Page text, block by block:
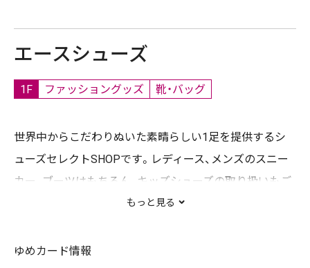
エースシューズ
1F ファッショングッズ 靴・バッグ
世界中からこだわりぬいた素晴らしい1足を提供するシ
ューズセレクトSHOPです。レディース、メンズのスニー
カー、ブーツはもちろん、キッズシューズの取り扱いもご
ざいます！！お客様に光り輝くファッションを提案してい
※Facebook
もっと見る
ゆめカード情報